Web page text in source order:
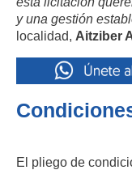
y una gestión
localidad, Aitziber
El pliego de